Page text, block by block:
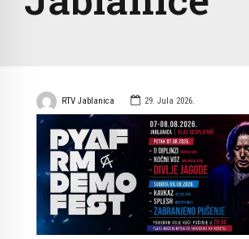
RTV Jablanica 29. Jula 2026.